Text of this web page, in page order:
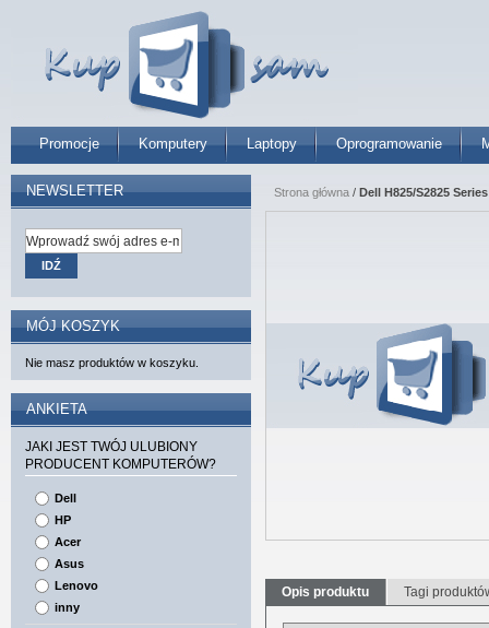
Promocje Komputery Laptopy Oprogramowanie
Strona główna / Dell H825/S2825
Opis produktu Tagi
NEWSLETTER
IDŹ
MÓJ KOSZYK
Nie masz produktów w koszyku.
ANKIETA
JAKI JEST TWÓJ ULUBIONY
PRODUCENT KOMPUTERÓW?
Dell
HP
Acer
Asus
Lenovo
inny